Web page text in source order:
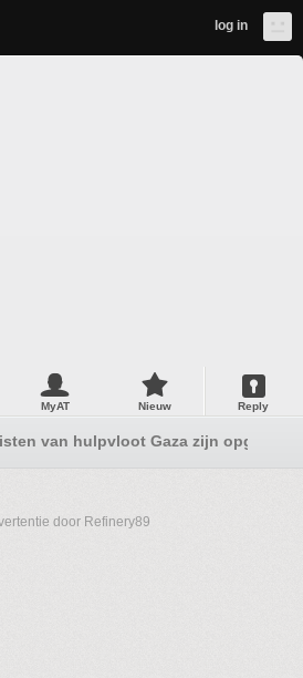
log in
MyAT Nieuw Reply
van hulpvloot Gaza zijn opgepakt
door Refinery89